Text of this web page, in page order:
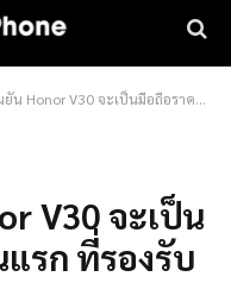
V30 จะเป็นมือถือราคาไม่แรงรุ่นแรก ที่รองรับ 5G ในตัว
V30 จะเป็น
รก ที่รองรับ